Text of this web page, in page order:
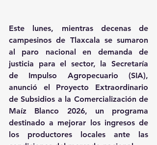
Este lunes, mientras decenas de
campesinos de Tlaxcala se sumaron
al paro nacional en demanda de
justicia para el sector, la Secretaría
de Impulso Agropecuario (SIA),
anunció el Proyecto Extraordinario
de Subsidios a la Comercialización de
Maíz Blanco 2026, un programa
destinado a mejorar los ingresos de
los productores locales ante las